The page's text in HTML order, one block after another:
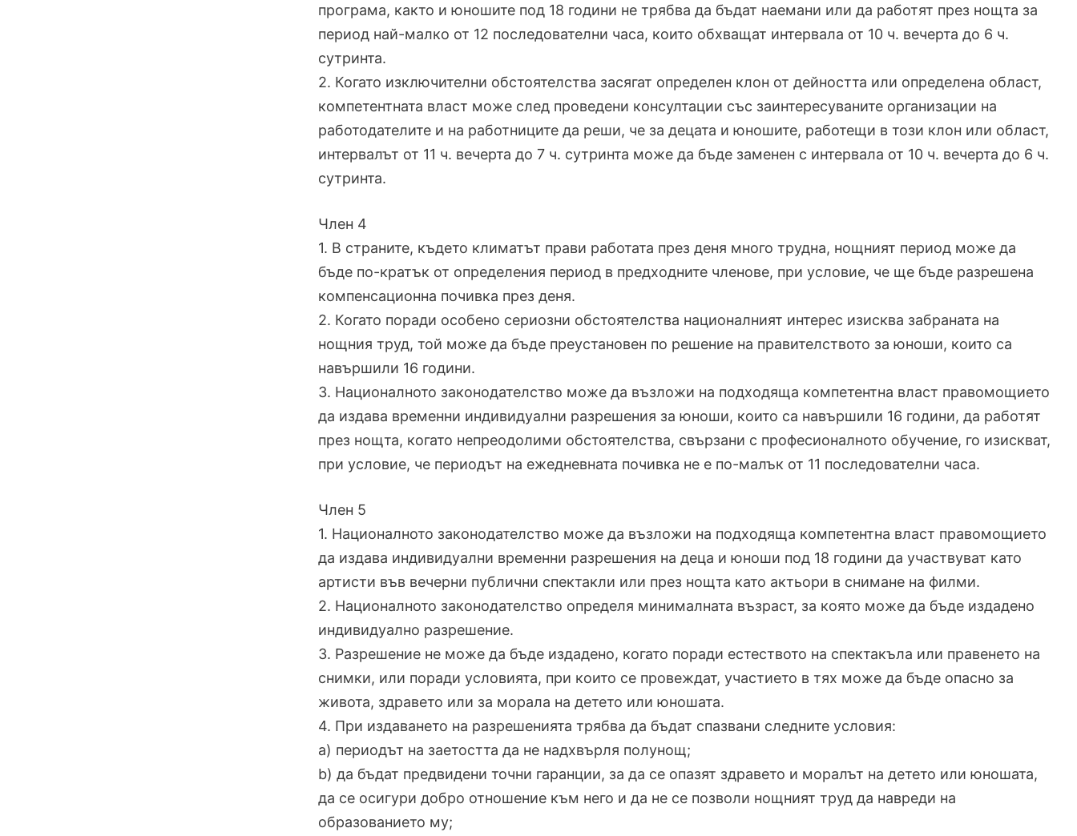
програма, както и юношите под 18 години не трябва да бъдат наемани или да работят през нощта за
период най-малко от 12 последователни часа, които обхващат интервала от 10 ч. вечерта до 6 ч.
сутринта.
2. Когато изключителни обстоятелства засягат определен клон от дейността или определена област,
компетентната власт може след проведени консултации със заинтересуваните организации на
работодателите и на работниците да реши, че за децата и юношите, работещи в този клон или област,
интервалът от 11 ч. вечерта до 7 ч. сутринта може да бъде заменен с интервала от 10 ч. вечерта до 6 ч.
сутринта.
Член 4
1. В страните, където климатът прави работата през деня много трудна, нощният период може да
бъде по-кратък от определения период в предходните членове, при условие, че ще бъде разрешена
компенсационна почивка през деня.
2. Когато поради особено сериозни обстоятелства националният интерес изисква забраната на
нощния труд, той може да бъде преустановен по решение на правителството за юноши, които са
навършили 16 години.
3. Националното законодателство може да възложи на подходяща компетентна власт правомощието
да издава временни индивидуални разрешения за юноши, които са навършили 16 години, да работят
през нощта, когато непреодолими обстоятелства, свързани с професионалното обучение, го изискват,
при условие, че периодът на ежедневната почивка не е по-малък от 11 последователни часа.
Член 5
1. Националното законодателство може да възложи на подходяща компетентна власт правомощието
да издава индивидуални временни разрешения на деца и юноши под 18 години да участвуват като
артисти във вечерни публични спектакли или през нощта като актьори в снимане на филми.
2. Националното законодателство определя минималната възраст, за която може да бъде издадено
индивидуално разрешение.
3. Разрешение не може да бъде издадено, когато поради естеството на спектакъла или правенето на
снимки, или поради условията, при които се провеждат, участието в тях може да бъде опасно за
живота, здравето или за морала на детето или юношата.
4. При издаването на разрешенията трябва да бъдат спазвани следните условия:
a) периодът на заетостта да не надхвърля полунощ;
b) да бъдат предвидени точни гаранции, за да се опазят здравето и моралът на детето или юношата,
да се осигури добро отношение към него и да не се позволи нощният труд да навреди на
образованието му;